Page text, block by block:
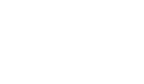
り交ぜて、ご陽気に。